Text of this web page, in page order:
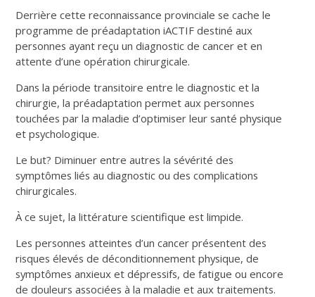
Derrière cette reconnaissance provinciale se cache le
programme de préadaptation iACTIF destiné aux
personnes ayant reçu un diagnostic de cancer et en
attente d’une opération chirurgicale.
Dans la période transitoire entre le diagnostic et la
chirurgie, la préadaptation permet aux personnes
touchées par la maladie d’optimiser leur santé physique
et psychologique.
Le but? Diminuer entre autres la sévérité des
symptômes liés au diagnostic ou des complications
chirurgicales.
À ce sujet, la littérature scientifique est limpide.
Les personnes atteintes d’un cancer présentent des
risques élevés de déconditionnement physique, de
symptômes anxieux et dépressifs, de fatigue ou encore
de douleurs associées à la maladie et aux traitements.